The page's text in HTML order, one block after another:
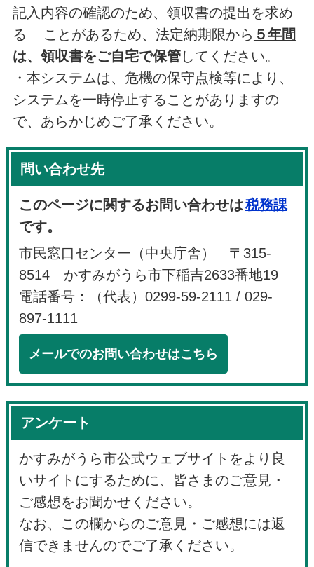
記入内容の確認のため、領収書の提出を求め
る ことがあるため、法定納期限から ５年間
は、領収書をご自宅で保管してください。
・本システムは、危機の保守点検等により、
システムを一時停止することがありますの
で、あらかじめご了承ください。
問い合わせ先
このページに関するお問い合わせは税務課
です。
市民窓口センター（中央庁舎） 〒315-
8514 かすみがうら市下稲吉2633番地19
電話番号：（代表）0299-59-2111 / 029-
897-1111
メールでのお問い合わせはこちら
アンケート
かすみがうら市公式ウェブサイトをより良
いサイトにするために、皆さまのご意見・
ご感想をお聞かせください。
なお、この欄からのご意見・ご感想には返
信できませんのでご了承ください。